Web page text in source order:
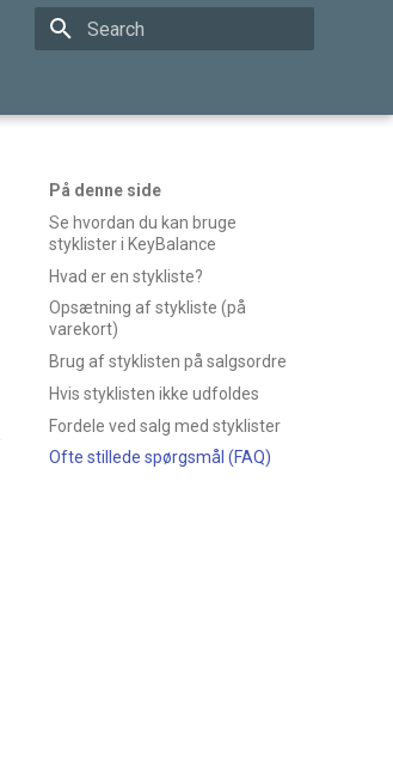
På denne side
Se hvordan du kan bruge
styklister i KeyBalance
Hvad er en stykliste?
Opsætning af stykliste (på
varekort)
Brug af styklisten på salgsordre
Hvis styklisten ikke udfoldes
Fordele ved salg med styklister
Ofte stillede spørgsmål (FAQ)